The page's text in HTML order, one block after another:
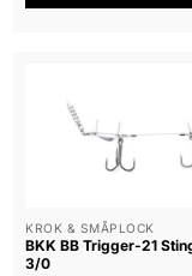
KROK & SMÅPLOCK
BKK BB Trigger-21
3/0